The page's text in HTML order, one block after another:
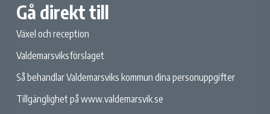
Gå direkt till
Växel och reception
Valdemarsviksförslaget
Så behandlar Valdemarsviks kommun dina personuppgifter
Tillgänglighet på www.valdemarsvik.se